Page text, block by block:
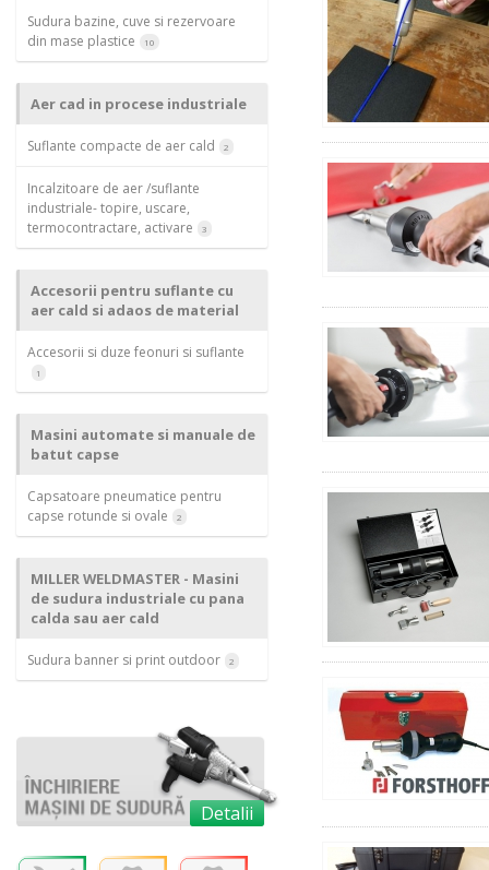
Sudura bazine, cuve si rezervoare
din mase plastice
10
Aer cad in procese industriale
Suflante compacte de aer cald 2
Incalzitoare de aer /suflante
industriale- topire, uscare,
termocontractare, activare
3
Accesorii pentru suflante cu
aer cald si adaos de material
Accesorii si duze feonuri si suflante
1
Masini automate si manuale de
batut capse
Capsatoare pneumatice pentru
capse rotunde si ovale
2
MILLER WELDMASTER - Masini
de sudura industriale cu pana
calda sau aer cald
Sudura banner si print outdoor 2
Detalii